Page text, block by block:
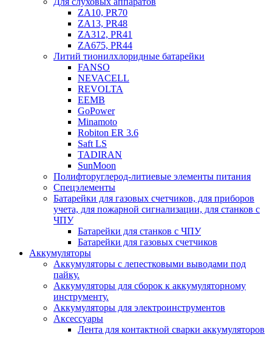
ZA10, PR70
ZA13, PR48
ZA312, PR41
ZA675, PR44
Литий тионилхлоридные батарейки
FANSO
NEVACELL
REVOLTA
EEMB
GoPower
Minamoto
Robiton ER 3.6
Saft LS
TADIRAN
SunMoon
Полифторуглерод-литиевые элементы питания
Спецэлементы
Батарейки для газовых счетчиков, для приборов
учета, для пожарной сигнализации, для станков с
ЧПУ
Батарейки для станков с ЧПУ
Батарейки для газовых счетчиков
Аккумуляторы
Аккумуляторы с лепестковыми выводами под
пайку.
Аккумуляторы для сборок к аккумуляторному
инструменту.
Аккумуляторы для электроинструментов
Аксессуары
Лента для контактной сварки аккумуляторов